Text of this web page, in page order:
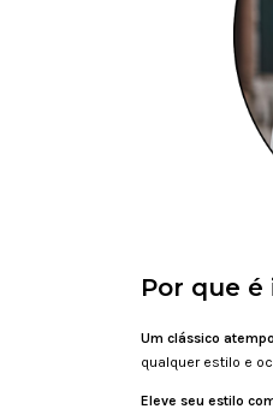
Por que é
Um clássico
qualquer estilo e
Eleve seu estilo